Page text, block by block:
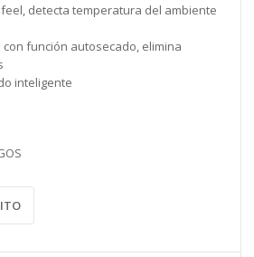
detecta temperatura del ambiente
función autosecado, elimina
inteligente